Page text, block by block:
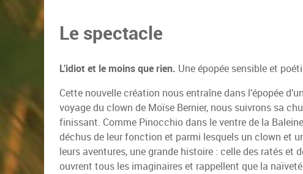
Le spectacle
L’idiot et le moins que rien. Une épopée sensible et
Cette nouvelle création nous entraîne dans l’épopée
voyage du clown de Moïse Bernier, nous suivrons sa
finissant. Comme Pinocchio dans le ventre de la
déchus de leur fonction et parmi lesquels un clown et
leurs aventures, une grande histoire : celle des ratés
ouvrent tous les imaginaires et rappellent que la